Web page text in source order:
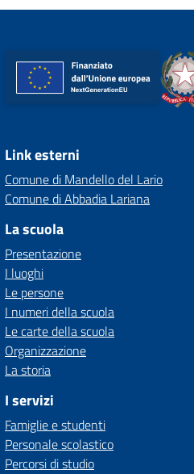
Link esterni
Comune di Mandello del Lario
Comune di Abbadia Lariana
La scuola
Presentazione
I luoghi
Le persone
I numeri della scuola
Le carte della scuola
Organizzazione
La storia
I servizi
Famiglie e studenti
Personale scolastico
Percorsi di studio